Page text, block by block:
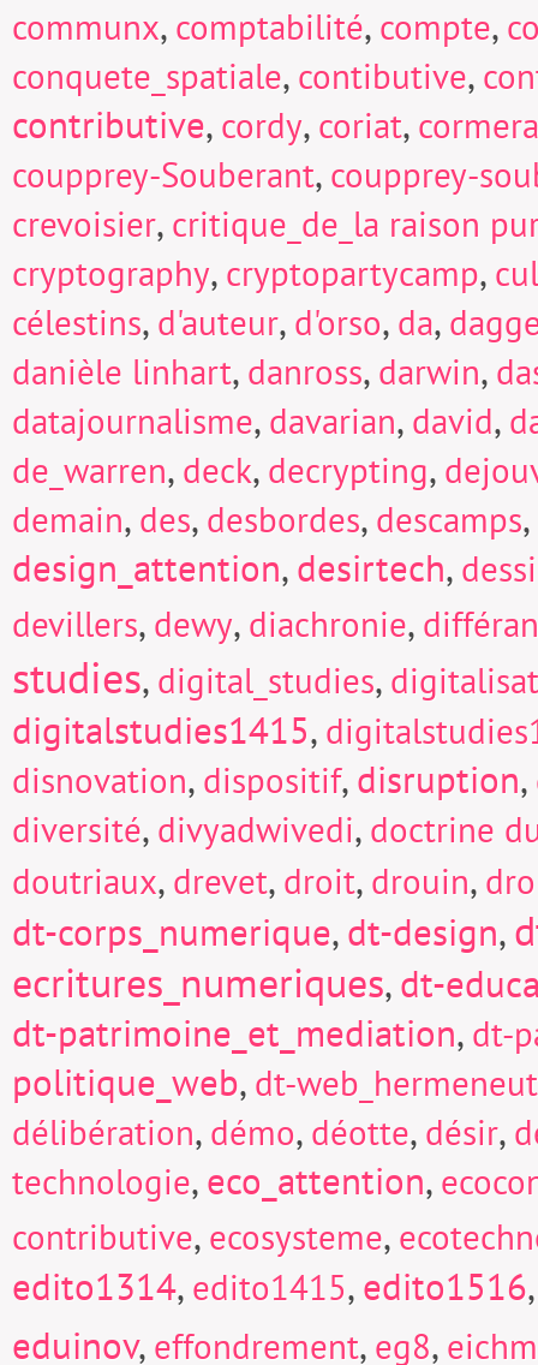
communx, comptabilité, compte,
conquete_spatiale, contibutive,
contributive, cordy, coriat,
coupprey-Souberant, coupprey-
crevoisier, critique_de_la raison
cryptography, cryptopartycamp,
célestins, d'auteur, d'orso, da,
danièle linhart, danross, darwin,
datajournalisme, davarian, david,
de_warren, deck, decrypting,
demain, des, desbordes, descamps,
design_attention,desirtech,
devillers, dewy, diachronie,
studies, digital_studies,
digitalstudies1415,
disnovation, dispositif,disruption,
diversité, divyadwivedi, doctrine
doutriaux, drevet, droit, drouin,
dt-corps_numerique,dt-design,
ecritures_numeriques,dt-
dt-patrimoine_et_mediation, dt-
politique_web, dt-
délibération, démo, déotte, désir,
technologie,eco_attention,
contributive, ecosysteme,
edito1314, edito1415,edito1516
eduinov, effondrement, eg8,